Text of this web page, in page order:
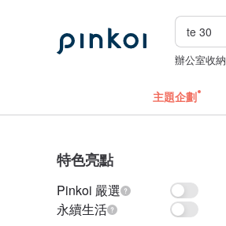
辦公室收納
主題企劃
特色亮點
Pinkoi 嚴選
永續生活